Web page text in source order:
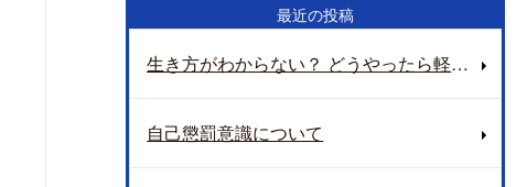
最近の投稿
生き方がわからない？ どうやったら軽く生きられるのか？ 地球の重さについて
自己懲罰意識について